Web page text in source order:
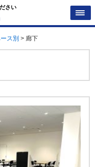
さい
ス別 > 廊下